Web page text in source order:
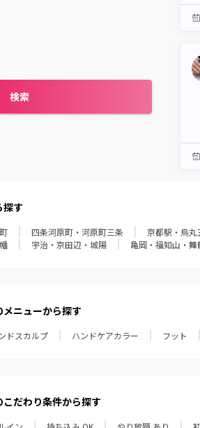
検索
探す
四条河原町・河原町三条 京都駅・烏丸
宇治・京田辺・城陽 亀岡・福知山・舞
ニューから探す
ドスカルプ ハンドケアカラー フット
だわり条件から探す